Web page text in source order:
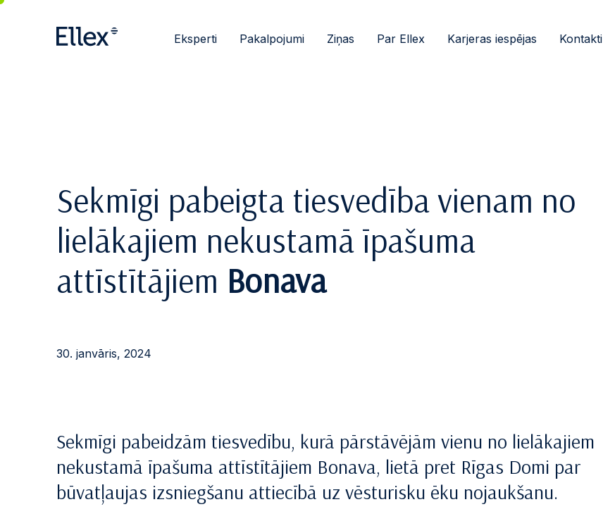
Eksperti Pakalpojumi Ziņas Par Ellex Karjeras iespējas Kontakti
Sekmīgi pabeigta tiesvedība vienam no
lielākajiem nekustamā īpašuma
attīstītājiem Bonava
30. janvāris, 2024
Sekmīgi pabeidzām tiesvedību, kurā pārstāvējām vienu no lielākajiem
nekustamā īpašuma attīstītājiem Bonava, lietā pret Rīgas Domi par
būvatļaujas izsniegšanu attiecībā uz vēsturisku ēku nojaukšanu.